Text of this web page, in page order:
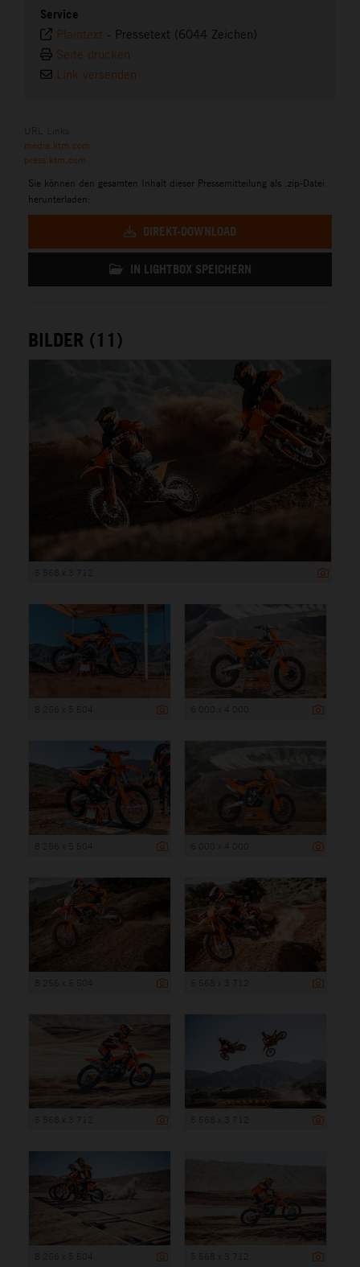
Service
Plaintext - Pressetext (6044 Zeichen)
Seite drucken
Link versenden
media.ktm.com
press.ktm.com
Sie können den gesamten Inhalt dieser Pressemitteilung als .zip-Datei
herunterladen:
DIREKT-DOWNLOAD
IN LIGHTBOX SPEICHERN
BILDER (11)